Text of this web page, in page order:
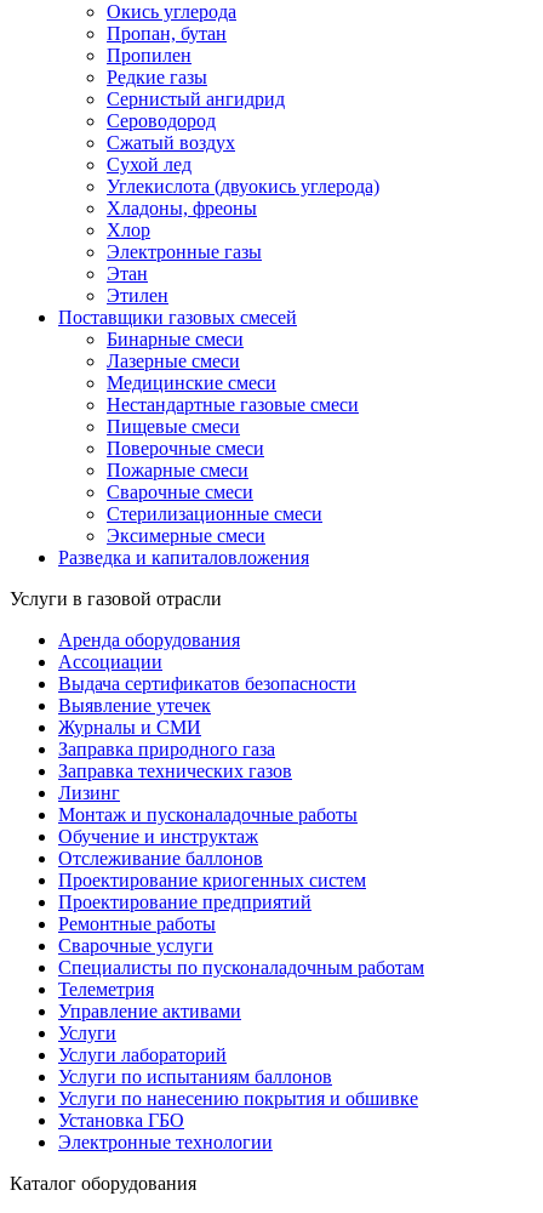
Окись углерода
Пропан, бутан
Пропилен
Редкие газы
Сернистый ангидрид
Сероводород
Сжатый воздух
Сухой лед
Углекислота (двуокись углерода)
Хладоны, фреоны
Хлор
Электронные газы
Этан
Этилен
Поставщики газовых смесей
Бинарные смеси
Лазерные смеси
Медицинские смеси
Нестандартные газовые смеси
Пищевые смеси
Поверочные смеси
Пожарные смеси
Сварочные смеси
Стерилизационные смеси
Эксимерные смеси
Разведка и капиталовложения
Услуги в газовой отрасли
Аренда оборудования
Ассоциации
Выдача сертификатов безопасности
Выявление утечек
Журналы и СМИ
Заправка природного газа
Заправка технических газов
Лизинг
Монтаж и пусконаладочные работы
Обучение и инструктаж
Отслеживание баллонов
Проектирование криогенных систем
Проектирование предприятий
Ремонтные работы
Сварочные услуги
Специалисты по пусконаладочным работам
Телеметрия
Управление активами
Услуги
Услуги лабораторий
Услуги по испытаниям баллонов
Услуги по нанесению покрытия и обшивке
Установка ГБО
Электронные технологии
Каталог оборудования